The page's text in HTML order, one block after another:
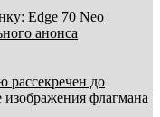
Edge 70 Neo
анонса
рассекречен до
флагмана